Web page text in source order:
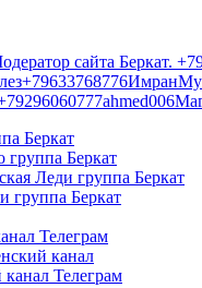
сайта Беркат.
+79633768776Имран
ahmed006
Беркат
группа Беркат
Леди группа Беркат
группа Беркат
Телеграм
канал
Телеграм